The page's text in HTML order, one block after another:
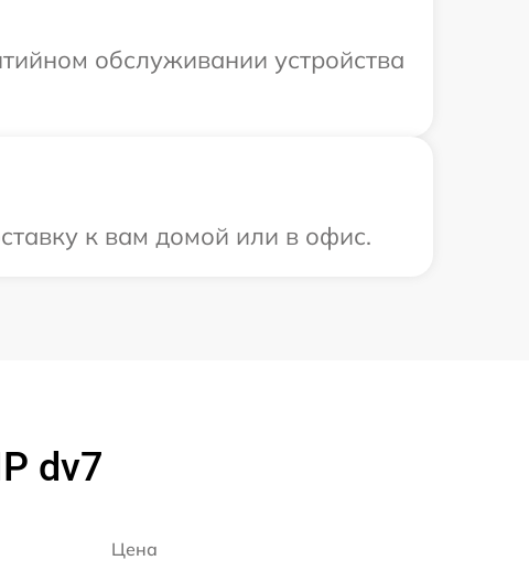
обслуживании устройства
к вам домой или в офис.
dv7
Цена